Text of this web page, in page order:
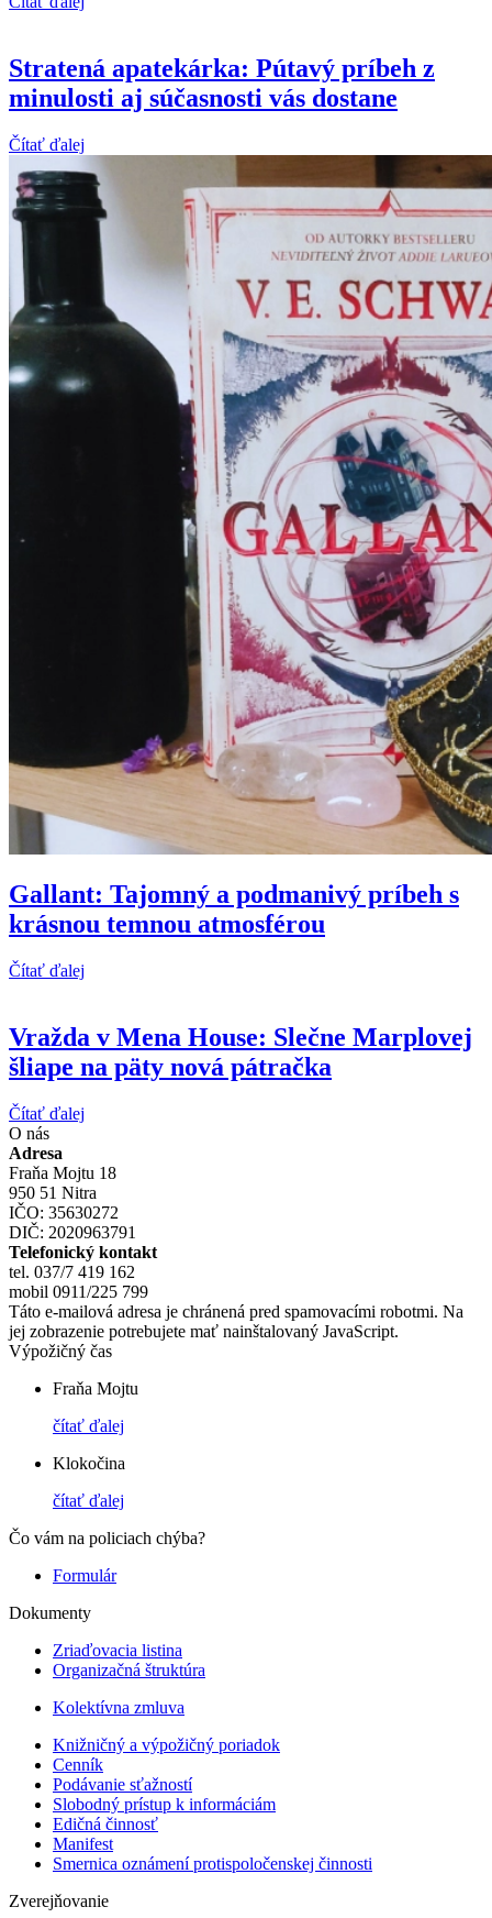
Stratená apatekárka: Pútavý príbeh z
minulosti aj súčasnosti vás dostane
Čítať ďalej
Gallant: Tajomný a podmanivý príbeh s
krásnou temnou atmosférou
Čítať ďalej
Vražda v Mena House: Slečne Marplovej
šliape na päty nová pátračka
Čítať ďalej
O nás
Adresa
Fraňa Mojtu 18
950 51 Nitra
IČO: 35630272
DIČ: 2020963791
Telefonický kontakt
tel. 037/7 419 162
mobil 0911/225 799
Táto e-mailová adresa je chránená pred spamovacími robotmi. Na
jej zobrazenie potrebujete mať nainštalovaný JavaScript.
Výpožičný čas
Fraňa Mojtu
čítať ďalej
Klokočina
čítať ďalej
Čo vám na policiach chýba?
Formulár
Dokumenty
Zriaďovacia listina
Organizačná štruktúra
Kolektívna zmluva
Knižničný a výpožičný poriadok
Cenník
Podávanie sťažností
Slobodný prístup k informáciám
Edičná činnosť
Manifest
Smernica oznámení protispoločenskej činnosti
Zverejňovanie